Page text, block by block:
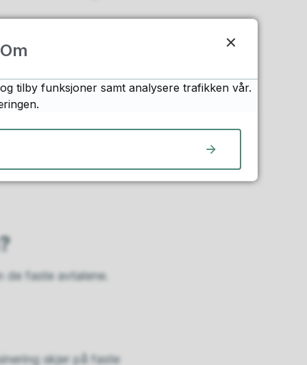
de faste avtalene.
skjer på faste
Om
tilby funksjoner samt analysere trafikken vår.